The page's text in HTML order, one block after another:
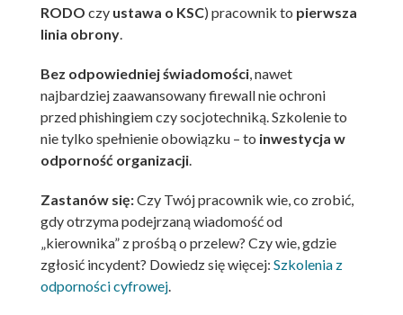
RODO czy ustawa o KSC) pracownik to pierwsza
linia obrony.
Bez odpowiedniej świadomości, nawet
najbardziej zaawansowany firewall nie ochroni
przed phishingiem czy socjotechniką. Szkolenie to
nie tylko spełnienie obowiązku – to inwestycja w
odporność organizacji.
Zastanów się:Czy Twój pracownik wie, co zrobić,
gdy otrzyma podejrzaną wiadomość od
„kierownika” z prośbą o przelew? Czy wie, gdzie
zgłosić incydent? Dowiedz się więcej: Szkolenia z
odporności cyfrowej.